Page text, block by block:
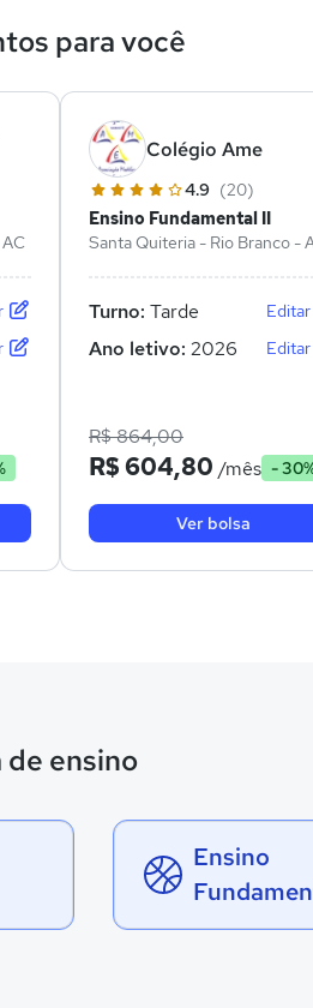
para você
Colégio Ame
4.9 (20)
Ensino Fundamental II
Santa Quiteria - Rio Branco -
Turno: Tarde Editar
Ano letivo: 2026 Editar
R$ 864,00
R$ 604,80 /mês -
Ver bolsa
de ensino
Ensino